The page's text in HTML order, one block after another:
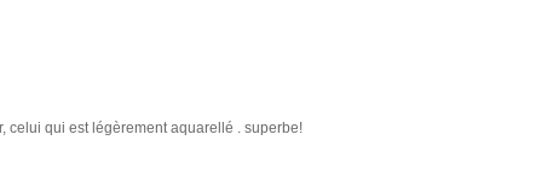
celui qui est légèrement aquarellé . superbe!